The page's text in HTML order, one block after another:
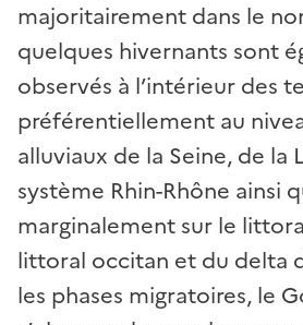
majoritairement dans le
quelques hivernants sont
observés à l’intérieur des
préférentiellement au
alluviaux de la Seine, de la
système Rhin-Rhône ainsi
marginalement sur le
littoral occitan et du delta
les phases migratoires, le